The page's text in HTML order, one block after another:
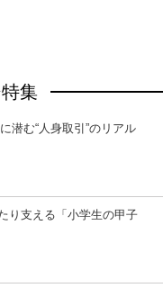
集
潜む“人身取引”のリアル
り支える「小学生の甲子